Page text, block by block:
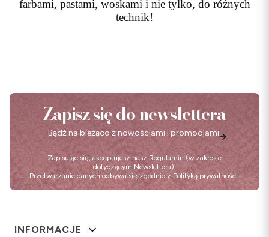
farbami, pastami, woskami i nie tylko, do różnych
technik!
Zapisz się do newslettera
Bądź na bieżąco z nowościami i promocjami.
Zapisując się, akceptujesz nasz Regulamin (w zakresie
dotyczącym Newslettera).
Przetwarzanie danych odbywa się zgodnie z Polityką prywatności.
Linki w stopce
INFORMACJE